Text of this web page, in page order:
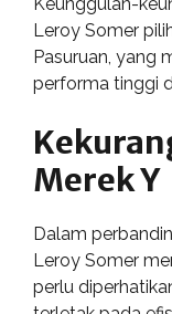
Leroy Somer
Pasuruan, yang
performa tinggi
Merek Y
Dalam
Leroy Somer
perlu